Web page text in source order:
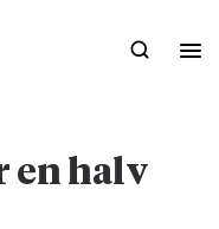
en halv